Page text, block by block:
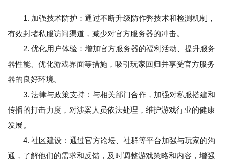
1. 加强技术防护：通过不断升级防作弊技术和检测机制，
有效封堵私服访问渠道，减少对官方服务器的冲击。
2. 优化用户体验：增加官方服务器的福利活动、提升服务
器性能、优化游戏界面等措施，吸引玩家回归并享受官方服务
器的良好环境。
3. 法律与政策支持：与相关部门合作，加强对私服搭建和
传播的打击力度，对涉案人员依法处理，维护游戏行业的健康
发展。
4. 社区建设：通过官方论坛、社群等平台加强与玩家的沟
通，了解他们的需求和反馈，及时调整游戏策略和内容，增强